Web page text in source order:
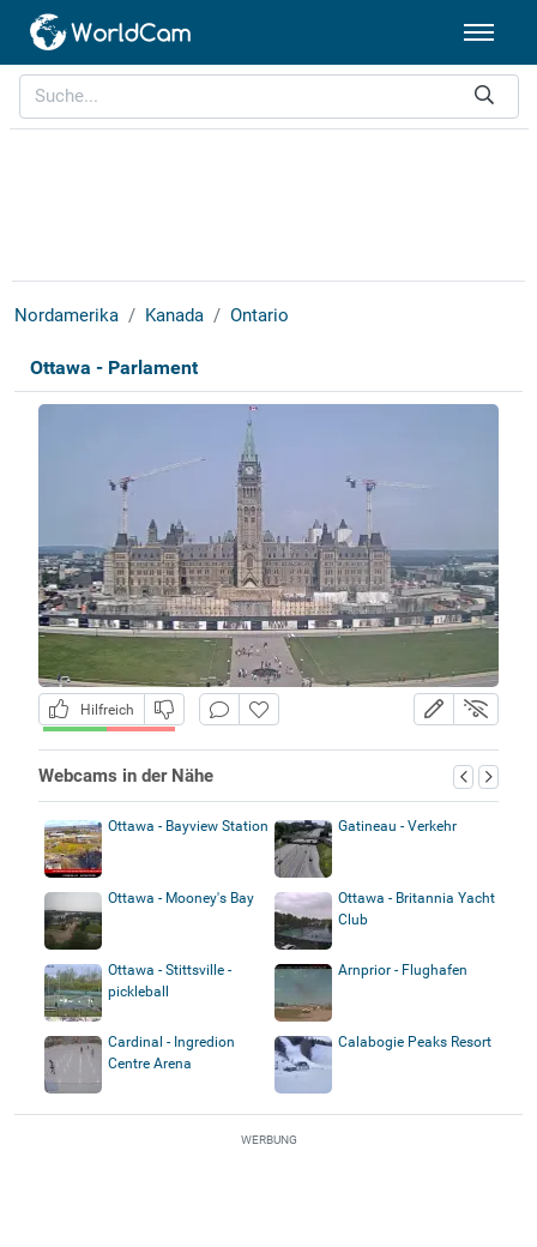
Nordamerika Kanada Ontario
Ottawa - Parlament
Hilfreich
Webcams in der Nähe
Ottawa - Bayview Station Gatineau - Verkehr
Ottawa - Mooney's Bay
Ottawa - Britannia Yacht
Club
Ottawa - Stittsville -
pickleball
Arnprior - Flughafen
Cardinal - Ingredion
Centre Arena
Calabogie Peaks Resort
WERBUNG